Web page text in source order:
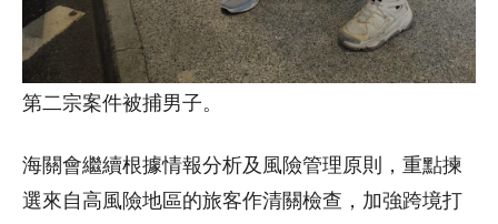
第二宗案件被捕男子。
海關會繼續根據情報分析及風險管理原則，重點揀
選來自高風險地區的旅客作清關檢查，加強跨境打